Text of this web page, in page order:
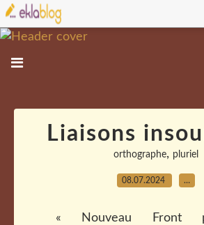
Liaisons
orthographe, pluriel
08.07.2024 …
« Nouveau Front